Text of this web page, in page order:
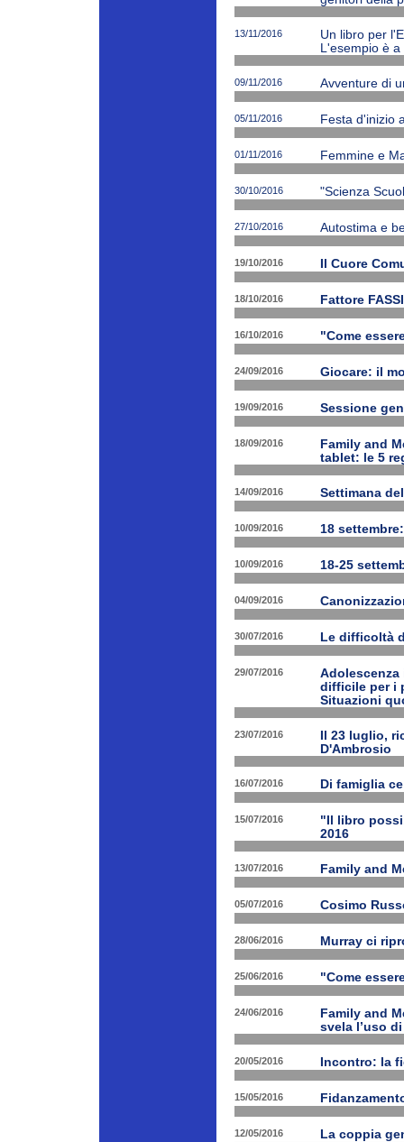
13/11/2016
Un libro per
L'esempio è a
09/11/2016 Avventure di
05/11/2016 Festa d'inizio
01/11/2016 Femmine e
30/10/2016 "Scienza
27/10/2016 Autostima e
19/10/2016 Il Cuore
18/10/2016 Fattore FASSI
16/10/2016 "Come
24/09/2016 Giocare: il
19/09/2016 Sessione
18/09/2016
Family and
tablet: le 5
14/09/2016 Settimana
10/09/2016 18
10/09/2016 18-25
04/09/2016
30/07/2016 Le difficoltà
29/07/2016
difficile per i
Situazioni
23/07/2016
Il 23 luglio,
D'Ambrosio
16/07/2016 Di famiglia
15/07/2016
"Il libro
2016
13/07/2016 Family and
05/07/2016 Cosimo
28/06/2016 Murray ci
25/06/2016 "Come
24/06/2016
Family and
svela l’uso
20/05/2016 Incontro: la
15/05/2016
12/05/2016 La coppia